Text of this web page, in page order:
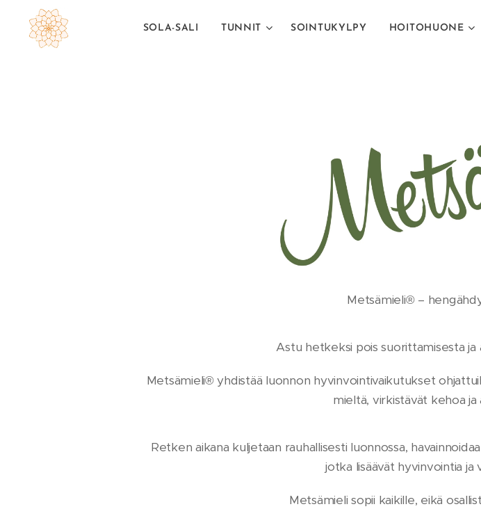
SOLA-SALI TUNNIT SOINTUKYLPY HOITOHUONE
Metsämieli® –
Astu hetkeksi pois suorittamisesta
Metsämieli® yhdistää luonnon hyvinvointivaikutukset
mieltä, virkistävät kehoa
Retken aikana kuljetaan rauhallisesti luonnossa,
jotka lisäävät hyvinvointia ja
Metsämieli sopii kaikille, eikä